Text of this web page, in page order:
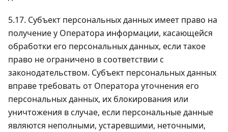
5.17. Субъект персональных данных имеет право на
получение у Оператора информации, касающейся
обработки его персональных данных, если такое
право не ограничено в соответствии с
законодательством. Субъект персональных данных
вправе требовать от Оператора уточнения его
персональных данных, их блокирования или
уничтожения в случае, если персональные данные
являются неполными, устаревшими, неточными,